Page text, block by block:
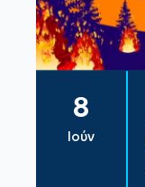
8
Ιούν